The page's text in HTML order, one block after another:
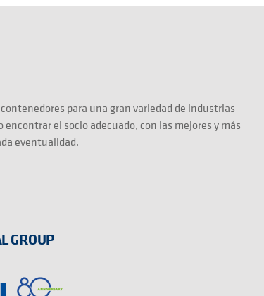
para una gran variedad de industrias
el socio adecuado, con las mejores y más
eventualidad.
GROUP